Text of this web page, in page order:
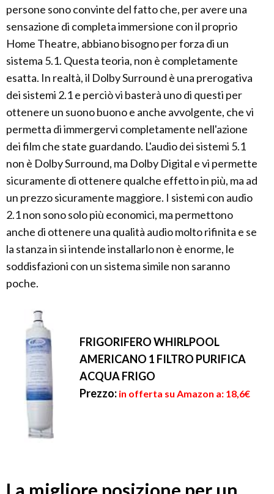
persone sono convinte del fatto che, per avere una
sensazione di completa immersione con il proprio
Home Theatre, abbiano bisogno per forza di un
sistema 5.1. Questa teoria, non è completamente
esatta. In realtà, il Dolby Surround è una prerogativa
dei sistemi 2.1 e perciò vi basterà uno di questi per
ottenere un suono buono e anche avvolgente, che vi
permetta di immergervi completamente nell'azione
dei film che state guardando. L'audio dei sistemi 5.1
non è Dolby Surround, ma Dolby Digital e vi permette
sicuramente di ottenere qualche effetto in più, ma ad
un prezzo sicuramente maggiore. I sistemi con audio
2.1 non sono solo più economici, ma permettono
anche di ottenere una qualità audio molto rifinita e se
la stanza in si intende installarlo non è enorme, le
soddisfazioni con un sistema simile non saranno
poche.
FRIGORIFERO WHIRLPOOL
AMERICANO 1 FILTRO PURIFICA
ACQUA FRIGO
Prezzo: in offerta su Amazon a: 18,6€